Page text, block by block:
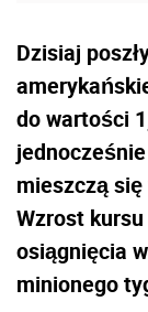
Dzisiaj
do wartości
mieszczą
Wzrost
osiągnięcia
minionego